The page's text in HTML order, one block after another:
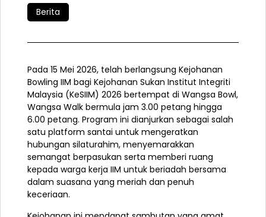
Berita
Pada 15 Mei 2026, telah berlangsung Kejohanan
Bowling IIM bagi Kejohanan Sukan Institut Integriti
Malaysia (KeSIIM) 2026 bertempat di Wangsa Bowl,
Wangsa Walk bermula jam 3.00 petang hingga
6.00 petang. Program ini dianjurkan sebagai salah
satu platform santai untuk mengeratkan
hubungan silaturahim, menyemarakkan
semangat berpasukan serta memberi ruang
kepada warga kerja IIM untuk beriadah bersama
dalam suasana yang meriah dan penuh
keceriaan.